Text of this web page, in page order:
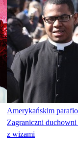
Amerykańskim
Zagraniczni
z wizami